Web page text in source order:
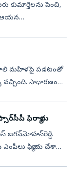
కుమార్తెలను పెంచి,
ఆయన
కూలి మహిళపై పడటంతో
సాధారణంగా
ఫిర్యాదు
జగన్‌మోహన్‌రెడ్డి
ఫిర్యాదు చేశారు.